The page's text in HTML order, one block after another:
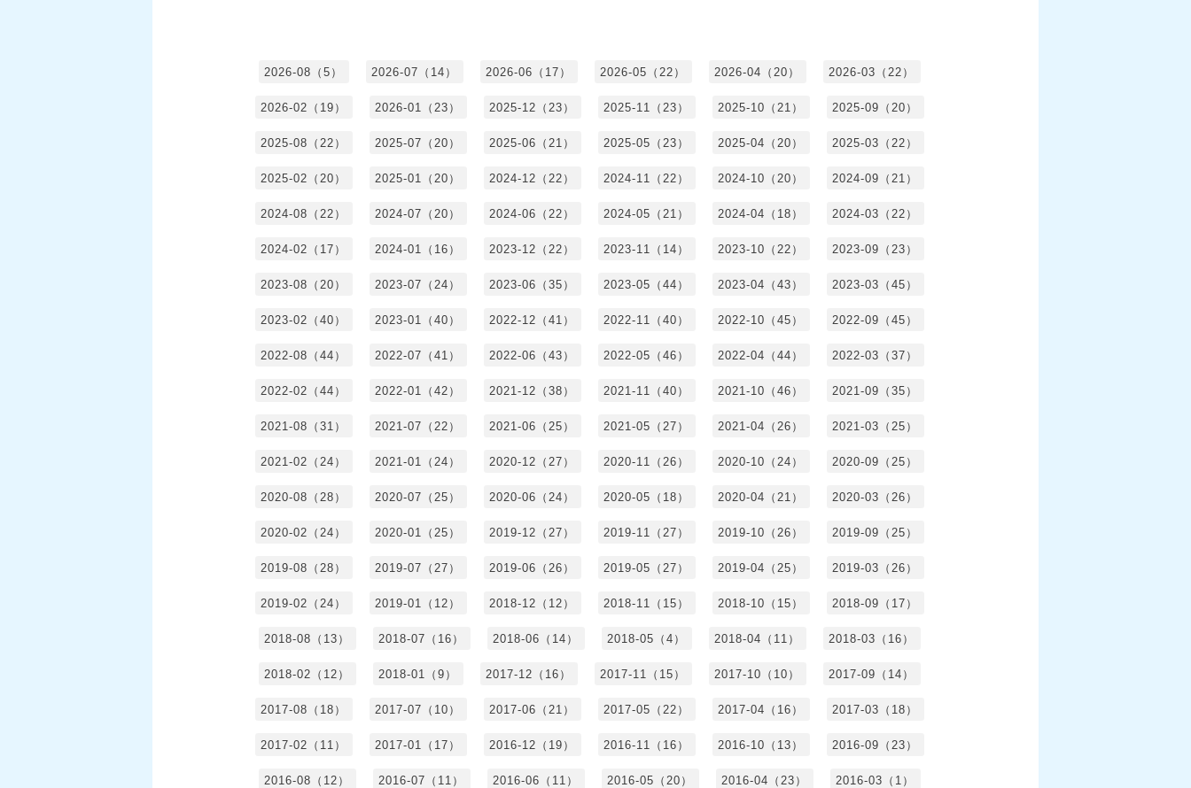
2026-08（5） 2026-07（14） 2026-06（17） 2026-05（22） 2026-04（20） 2026-03（22）
2026-02（19） 2026-01（23） 2025-12（23） 2025-11（23） 2025-10（21） 2025-09（20）
2025-08（22） 2025-07（20） 2025-06（21） 2025-05（23） 2025-04（20） 2025-03（22）
2025-02（20） 2025-01（20） 2024-12（22） 2024-11（22） 2024-10（20） 2024-09（21）
2024-08（22） 2024-07（20） 2024-06（22） 2024-05（21） 2024-04（18） 2024-03（22）
2024-02（17） 2024-01（16） 2023-12（22） 2023-11（14） 2023-10（22） 2023-09（23）
2023-08（20） 2023-07（24） 2023-06（35） 2023-05（44） 2023-04（43） 2023-03（45）
2023-02（40） 2023-01（40） 2022-12（41） 2022-11（40） 2022-10（45） 2022-09（45）
2022-08（44） 2022-07（41） 2022-06（43） 2022-05（46） 2022-04（44） 2022-03（37）
2022-02（44） 2022-01（42） 2021-12（38） 2021-11（40） 2021-10（46） 2021-09（35）
2021-08（31） 2021-07（22） 2021-06（25） 2021-05（27） 2021-04（26） 2021-03（25）
2021-02（24） 2021-01（24） 2020-12（27） 2020-11（26） 2020-10（24） 2020-09（25）
2020-08（28） 2020-07（25） 2020-06（24） 2020-05（18） 2020-04（21） 2020-03（26）
2020-02（24） 2020-01（25） 2019-12（27） 2019-11（27） 2019-10（26） 2019-09（25）
2019-08（28） 2019-07（27） 2019-06（26） 2019-05（27） 2019-04（25） 2019-03（26）
2019-02（24） 2019-01（12） 2018-12（12） 2018-11（15） 2018-10（15） 2018-09（17）
2018-08（13） 2018-07（16） 2018-06（14） 2018-05（4） 2018-04（11） 2018-03（16）
2018-02（12） 2018-01（9） 2017-12（16） 2017-11（15） 2017-10（10） 2017-09（14）
2017-08（18） 2017-07（10） 2017-06（21） 2017-05（22） 2017-04（16） 2017-03（18）
2017-02（11） 2017-01（17） 2016-12（19） 2016-11（16） 2016-10（13） 2016-09（23）
2016-08（12） 2016-07（11） 2016-06（11） 2016-05（20） 2016-04（23） 2016-03（1）